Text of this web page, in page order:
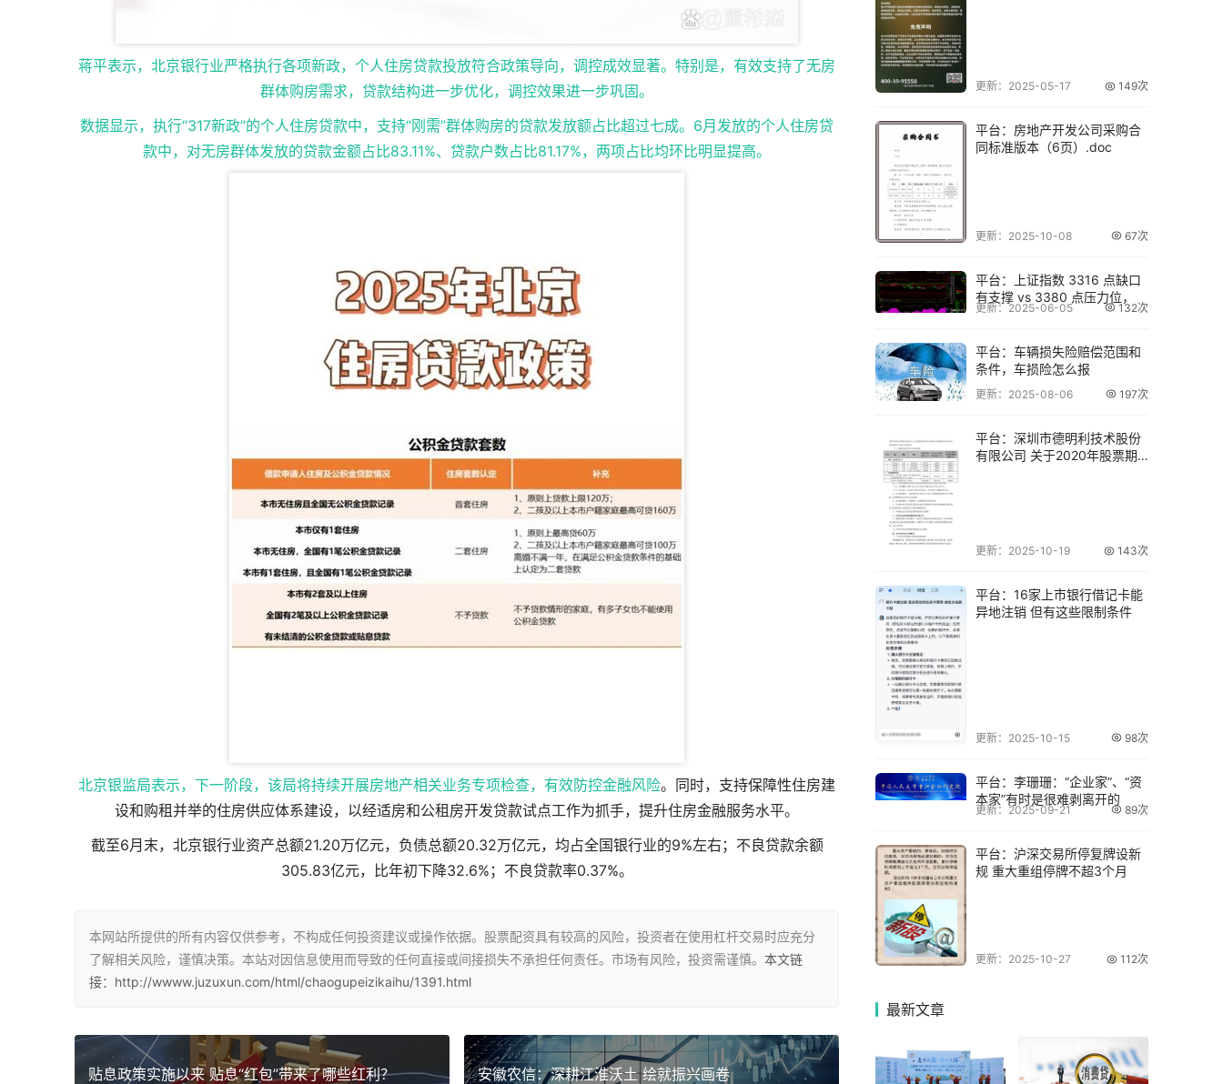
蒋平表示，北京银行业严格执行各项新政，个人住房贷款投放符合政策导向，调控成效显著。特别是，有效支持了无房
群体购房需求，贷款结构进一步优化，调控效果进一步巩固。
数据显示，执行“317新政”的个人住房贷款中，支持“刚需”群体购房的贷款发放额占比超过七成。6月发放的个人住房贷
款中，对无房群体发放的贷款金额占比83.11%、贷款户数占比81.17%，两项占比均环比明显提高。
北京银监局表示，下一阶段，该局将持续开展房地产相关业务专项检查，有效防控金融风险。同时，支持保障性住房建
设和购租并举的住房供应体系建设，以经适房和公租房开发贷款试点工作为抓手，提升住房金融服务水平。
截至6月末，北京银行业资产总额21.20万亿元，负债总额20.32万亿元，均占全国银行业的9%左右；不良贷款余额
305.83亿元，比年初下降32.6%；不良贷款率0.37%。
本网站所提供的所有内容仅供参考，不构成任何投资建议或操作依据。股票配资具有较高的风险，投资者在使用杠杆交易时应充分
了解相关风险，谨慎决策。本站对因信息使用而导致的任何直接或间接损失不承担任何责任。市场有风险，投资需谨慎。 本文链
接：http://wwww.juzuxun.com/html/chaogupeizikaihu/1391.html
贴息政策实施以来 贴息“红包”带来了哪些红利？ 安徽农信：深耕江淮沃土 绘就振兴画卷
更新：2025-05-17 149次
平台：房地产开发公司采购合
同标准版本（6页）.doc
更新：2025-10-08 67次
平台：上证指数 3316 点缺口
有支撑 vs 3380 点压力位，
更新：2025-06-05 132次
平台：车辆损失险赔偿范围和
条件，车损险怎么报
更新：2025-08-06 197次
平台：深圳市德明利技术股份
有限公司 关于2020年股票期
更新：2025-10-19 143次
平台：16家上市银行借记卡能
异地注销 但有这些限制条件
更新：2025-10-15 98次
平台：李珊珊：“企业家”、“资
本家”有时是很难剥离开的
更新：2025-09-21 89次
平台：沪深交易所停复牌设新
规 重大重组停牌不超3个月
更新：2025-10-27 112次
最新文章